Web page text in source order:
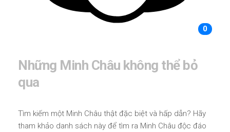
0
Những Minh Châu không thể bỏ
qua
Tìm kiếm một Minh Châu thật đặc biệt và hấp dẫn? Hãy
tham khảo danh sách này để tìm ra Minh Châu độc đáo